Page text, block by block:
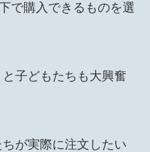
で購入できるものを選
と子どもたちも大興奮
が実際に注文したい